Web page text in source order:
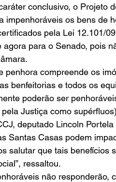
conclusivo, o Projeto
impenhoráveis os bens de
pela Lei 12.101/
agora para o Senado, pois
penhora compreende os
benfeitorias e todos os
poderão ser
Justiça como
deputado Lincoln
Santas Casas podem
salutar que tais
ressaltou.
não responderão,